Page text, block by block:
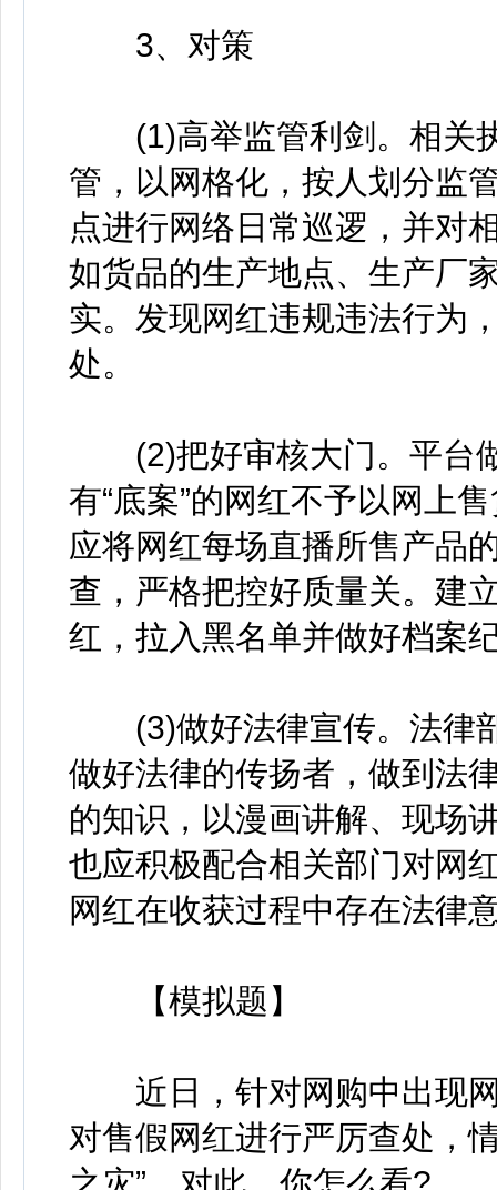
3、对策
(1)高举监管利剑。相关
管，以网格化，按人划分监
点进行网络日常巡逻，并对
如货品的生产地点、生产厂
实。发现网红违规违法行为
处。
(2)把好审核大门。平台
有“底案”的网红不予以网上
应将网红每场直播所售产品
查，严格把控好质量关。建
红，拉入黑名单并做好档案
(3)做好法律宣传。法律
做好法律的传扬者，做到法
的知识，以漫画讲解、现场
也应积极配合相关部门对网
网红在收获过程中存在法律
【模拟题】
近日，针对网购中出现网
对售假网红进行严厉查处，